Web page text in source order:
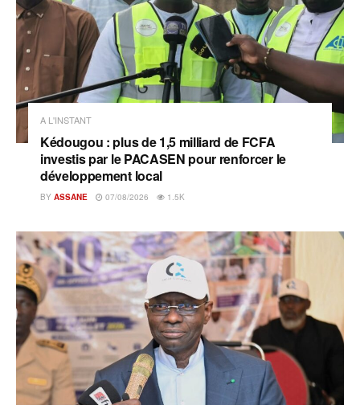
A L'INSTANT
Kédougou : plus de 1,5 milliard de FCFA
investis par le PACASEN pour renforcer le
développement local
BY ASSANE 07/08/2026 1.5K